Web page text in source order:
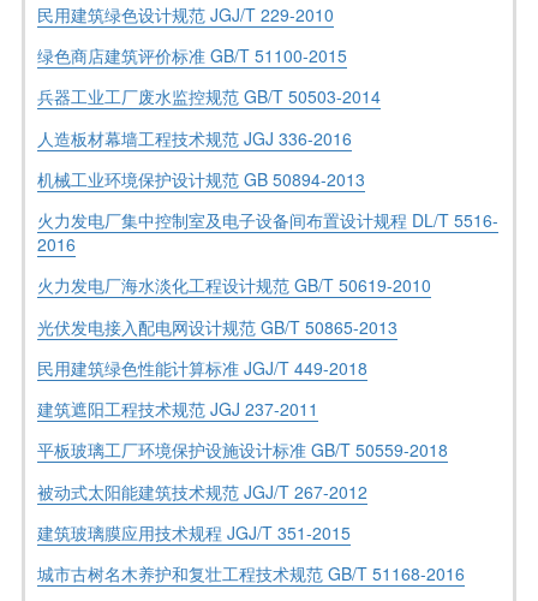
民用建筑绿色设计规范 JGJ/T 229-2010
绿色商店建筑评价标准 GB/T 51100-2015
兵器工业工厂废水监控规范 GB/T 50503-2014
人造板材幕墙工程技术规范 JGJ 336-2016
机械工业环境保护设计规范 GB 50894-2013
火力发电厂集中控制室及电子设备间布置设计规程 DL/T 5516-
2016
火力发电厂海水淡化工程设计规范 GB/T 50619-2010
光伏发电接入配电网设计规范 GB/T 50865-2013
民用建筑绿色性能计算标准 JGJ/T 449-2018
建筑遮阳工程技术规范 JGJ 237-2011
平板玻璃工厂环境保护设施设计标准 GB/T 50559-2018
被动式太阳能建筑技术规范 JGJ/T 267-2012
建筑玻璃膜应用技术规程 JGJ/T 351-2015
城市古树名木养护和复壮工程技术规范 GB/T 51168-2016